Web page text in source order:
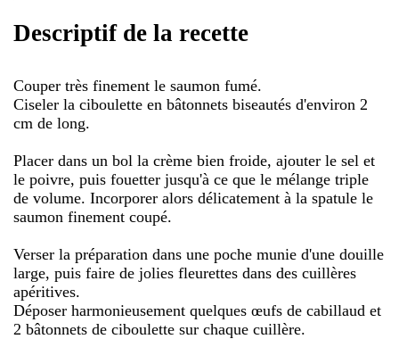
Descriptif de la recette
Couper très finement le saumon fumé.
Ciseler la ciboulette en bâtonnets biseautés d'environ 2
cm de long.
Placer dans un bol la crème bien froide, ajouter le sel et
le poivre, puis fouetter jusqu'à ce que le mélange triple
de volume. Incorporer alors délicatement à la spatule le
saumon finement coupé.
Verser la préparation dans une poche munie d'une douille
large, puis faire de jolies fleurettes dans des cuillères
apéritives.
Déposer harmonieusement quelques œufs de cabillaud et
2 bâtonnets de ciboulette sur chaque cuillère.